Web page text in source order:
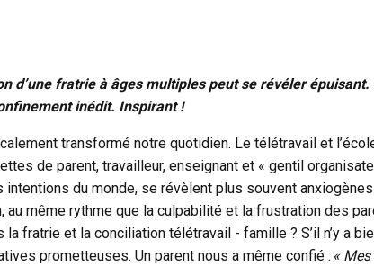
d’une fratrie à âges multiples peut se révéler
inédit. Inspirant !
transformé notre quotidien. Le télétravail et
de parent, travailleur, enseignant et « gentil
du monde, se révèlent plus souvent
au même rythme que la culpabilité et la frustration des
la fratrie et la conciliation télétravail - famille ? S’il n’y a
prometteuses. Un parent nous a même confié : «